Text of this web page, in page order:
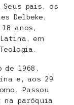
pais, os
Delbeke,
anos,
em
de 1968,
e, aos 29
Passou
na paróquia